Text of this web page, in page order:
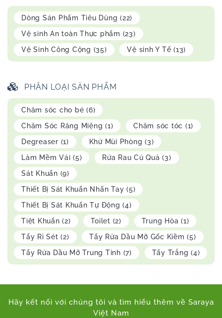
Dòng Sản Phẩm Tiêu Dùng (22)
Vệ sinh An toàn Thực phẩm (23)
Vệ Sinh Công Cộng (35) Vệ sinh Y Tế (13)
PHÂN LOẠI SẢN PHẨM
Chăm sóc cho bé (6)
Chăm Sóc Răng Miệng (1) Chăm sóc tóc (1)
Degreaser (1) Khử Mùi Phòng (3)
Làm Mềm Vải (5) Rửa Rau Củ Quả (3)
Sát Khuẩn (9)
Thiết Bị Sát Khuẩn Nhấn Tay (5)
Thiết Bị Sát Khuẩn Tự Động (4)
Tiệt Khuẩn (2) Toilet (2) Trung Hòa (1)
Tẩy Rỉ Sét (2) Tẩy Rửa Dầu Mỡ Gốc Kiềm (5)
Tẩy Rửa Dầu Mỡ Trung Tính (7) Tẩy Trắng (4)
Hãy kết nối với chúng tôi và tìm hiểu thêm về Saraya
Việt Nam